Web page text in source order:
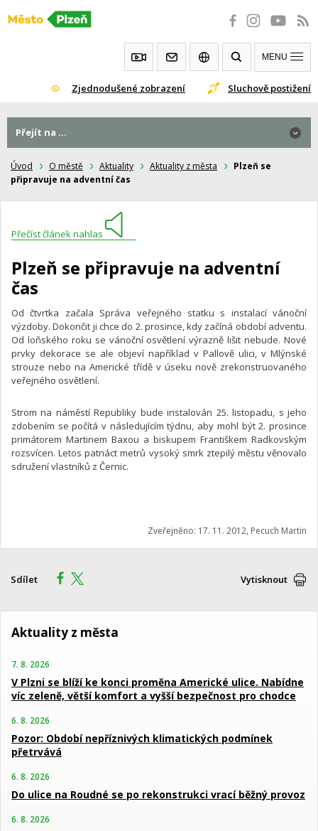
Přeskočit
Zjednodušené zobrazení Sluchově postižení
MENU
Úvod O městě Aktuality Aktuality z města
Plzeň se
připravuje na adventní čas
Přečíst článek nahlas
Plzeň se připravuje na adventní
čas
Od čtvrtka začala Správa veřejného statku s instalací vánoční
výzdoby. Dokončit ji chce do 2. prosince, kdy začíná období adventu.
Od loňského roku se vánoční osvětlení výrazně lišit nebude. Nové
prvky dekorace se ale objeví například v Pallově ulici, v Mlýnské
strouze nebo na Americké třídě v úseku nově zrekonstruovaného
veřejného osvětlení.
Strom na náměstí Republiky bude instalován 25. listopadu, s jeho
zdobením se počítá v následujícím týdnu, aby mohl být 2. prosince
primátorem Martinem Baxou a biskupem Františkem Radkovským
rozsvícen. Letos patnáct metrů vysoký smrk ztepilý městu věnovalo
sdružení vlastníků z Černic.
Zveřejněno: 17. 11. 2012, Pecuch Martin
Sdílet Vytisknout
Přejít na ...
Aktuality z města
7. 8. 2026
V Plzni se blíží ke konci proměna Americké ulice. Nabídne
víc zeleně, větší komfort a vyšší bezpečnost pro chodce
6. 8. 2026
Pozor: Období nepříznivých klimatických podmínek
přetrvává
6. 8. 2026
Do ulice na Roudné se po rekonstrukci vrací běžný provoz
6. 8. 2026